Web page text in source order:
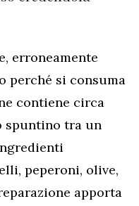
erroneamente
perché si consuma
contiene circa
spuntino tra un
peperoni, olive,
apporta